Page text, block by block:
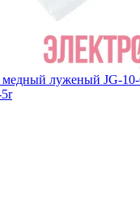
медный луженый JG-